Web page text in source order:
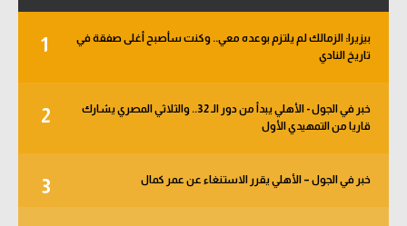
1
بيزيرا: الزمالك لم يلتزم بوعده معي.. وكنت سأصبح أغلى صفقة في
تاريخ النادي
2
خبر في الجول - الأهلي يبدأ من دور الـ 32.. والثلاثي المصري يشارك
قاريا من التمهيدي الأول
3 خبر في الجول – الأهلي يقرر الاستنغاء عن عمر كمال